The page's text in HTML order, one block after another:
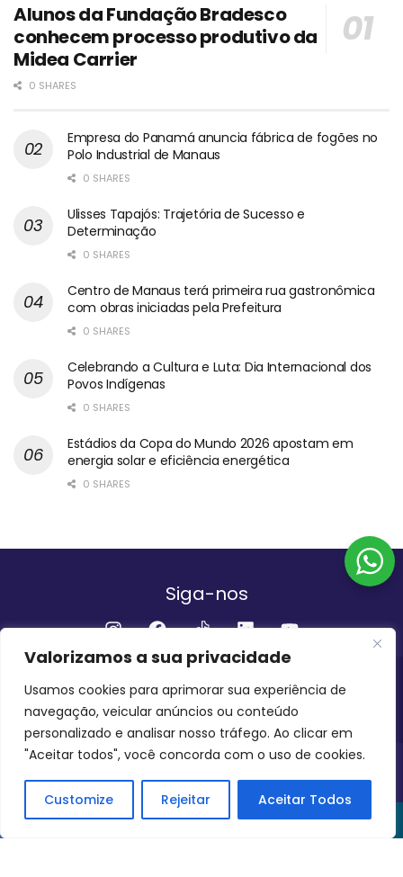
Valorizamos a sua privacidade
Usamos cookies para aprimorar sua experiência de
navegação, veicular anúncios ou conteúdo
personalizado e analisar nosso tráfego. Ao clicar em
"Aceitar todos", você concorda com o uso de cookies.
Customize Rejeitar Aceitar Todos
Alunos da Fundação Bradesco
conhecem processo produtivo da
Midea Carrier
0 SHARES
Empresa do Panamá anuncia fábrica de fogões no
Polo Industrial de Manaus
0 SHARES
Ulisses Tapajós: Trajetória de Sucesso e
Determinação
0 SHARES
Centro de Manaus terá primeira rua gastronômica
com obras iniciadas pela Prefeitura
0 SHARES
Celebrando a Cultura e Luta: Dia Internacional dos
Povos Indígenas
0 SHARES
Estádios da Copa do Mundo 2026 apostam em
energia solar e eficiência energética
0 SHARES
Siga-nos
Institucional
QUEM SOMOS FALE CONOSCO
INVEST AMAZÔNIA BRASIL
COPYRIGHT 2024 - 2026